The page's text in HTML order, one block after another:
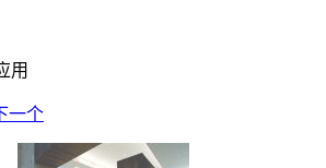
用
一个